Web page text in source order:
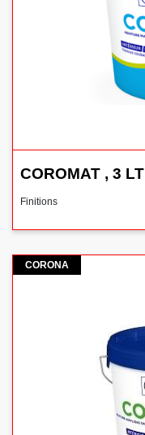
COROMAT , 3 LT
Finitions
CORONA
Corona